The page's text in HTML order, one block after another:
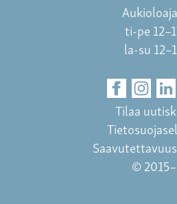
ti-pe
la-su
Tilaa
© 2015–